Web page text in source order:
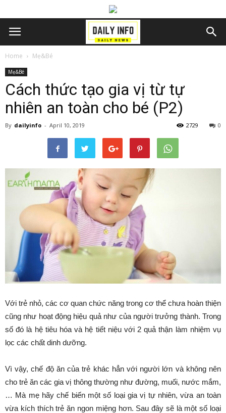
Home Mẹ&Bé
Mẹ&Bé
Cách thức tạo gia vị từ tự
nhiên an toàn cho bé (P2)
By dailyinfo - April 10, 2019 0
2729
Với trẻ nhỏ, các cơ quan chức năng trong cơ thể chưa hoàn thiện
cũng như hoạt động hiệu quả như của người trưởng thành. Trong
số đó là hệ tiêu hóa và hệ tiết niệu với 2 quả thận làm nhiệm vụ
lọc các chất dinh dưỡng.
Vì vậy, chế độ ăn của trẻ khác hẳn với người lớn và không nên
cho trẻ ăn các gia vị thông thường như đường, muối, nước mắm,
… Mà mẹ hãy chế biến một số loại gia vị tự nhiên, vừa an toàn
vừa kích thích trẻ ăn ngon miệng hơn. Sau đây sẽ là một số loại